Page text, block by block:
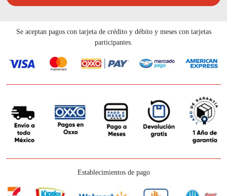
Se aceptan pagos con tarjeta de crédito y débito y meses con tarjetas
participantes.
Establecimientos de pago